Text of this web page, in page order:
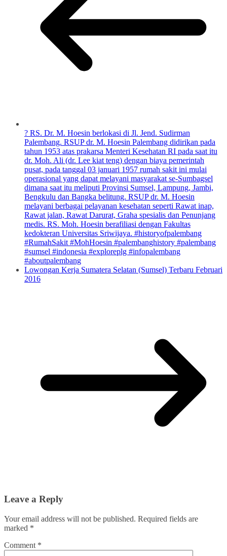
? RS. Dr. M. Hoesin berlokasi di Jl. Jend. Sudirman
Palembang. RSUP dr. M. Hoesin Palembang didirikan pada
tahun 1953 atas prakarsa Menteri Kesehatan RI pada saat itu
dr. Moh. Ali (dr. Lee kiat teng) dengan biaya pemerintah
pusat, pada tanggal 03 januari 1957 rumah sakit ini mulai
operasional yang dapat melayani masyarakat se-Sumbagsel
dimana saat itu meliputi Provinsi Sumsel, Lampung, Jambi,
Bengkulu dan Bangka belitung. RSUP dr. M. Hoesin
melayani berbagai pelayanan kesehatan seperti Rawat inap,
Rawat jalan, Rawat Darurat, Graha spesialis dan Penunjang
medis. RS. Moh. Hoesin berafiliasi dengan Fakultas
kedokteran Universitas Sriwijaya. #historyofpalembang
#RumahSakit #MohHoesin #palembanghistory #palembang
#sumsel #indonesia #exploreplg #infopalembang
#aboutpalembang
Lowongan Kerja Sumatera Selatan (Sumsel) Terbaru Februari
2016
Leave a Reply
Your email address will not be published. Required fields are
marked *
Comment *